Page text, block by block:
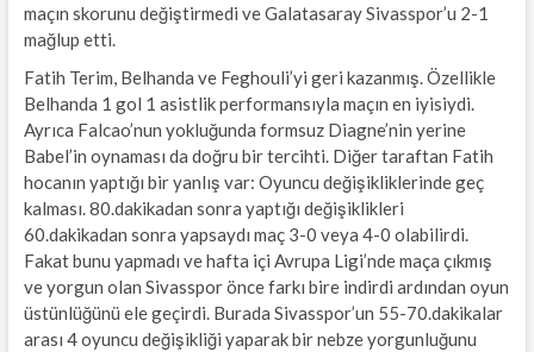
maçın skorunu değiştirmedi ve Galatasaray Sivasspor’u 2-1
mağlup etti.
Fatih Terim, Belhanda ve Feghouli’yi geri kazanmış. Özellikle
Belhanda 1 gol 1 asistlik performansıyla maçın en iyisiydi.
Ayrıca Falcao’nun yokluğunda formsuz Diagne’nin yerine
Babel’in oynaması da doğru bir tercihti. Diğer taraftan Fatih
hocanın yaptığı bir yanlış var: Oyuncu değişikliklerinde geç
kalması. 80.dakikadan sonra yaptığı değişiklikleri
60.dakikadan sonra yapsaydı maç 3-0 veya 4-0 olabilirdi.
Fakat bunu yapmadı ve hafta içi Avrupa Ligi’nde maça çıkmış
ve yorgun olan Sivasspor önce farkı bire indirdi ardından oyun
üstünlüğünü ele geçirdi. Burada Sivasspor’un 55-70.dakikalar
arası 4 oyuncu değişikliği yaparak bir nebze yorgunluğunu